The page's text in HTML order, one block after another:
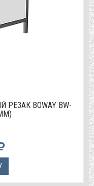
BOWAY BW-